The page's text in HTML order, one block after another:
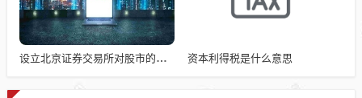
设立北京证券交易所对股市的影响 资本利得税是什么意思